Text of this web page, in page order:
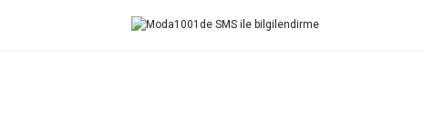
Yorum Yaz